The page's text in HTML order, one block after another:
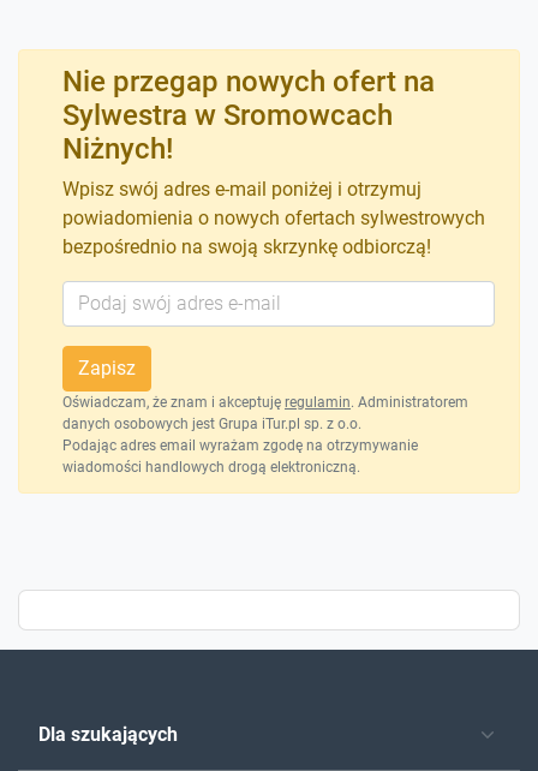
Nie przegap nowych ofert na
Sylwestra w Sromowcach
Niżnych!
Wpisz swój adres e-mail poniżej i otrzymuj
powiadomienia o nowych ofertach sylwestrowych
bezpośrednio na swoją skrzynkę odbiorczą!
Zapisz
Oświadczam, że znam i akceptuję regulamin. Administratorem
danych osobowych jest Grupa iTur.pl sp. z o.o.
Podając adres email wyrażam zgodę na otrzymywanie
wiadomości handlowych drogą elektroniczną.
Dla szukających